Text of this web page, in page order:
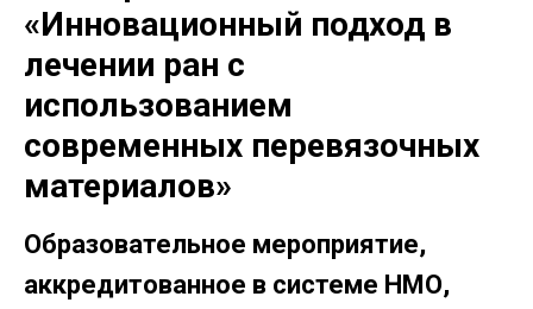
«Инновационный подход в
лечении ран с
использованием
современных перевязочных
материалов»
Образовательное мероприятие,
аккредитованное в системе НМО,